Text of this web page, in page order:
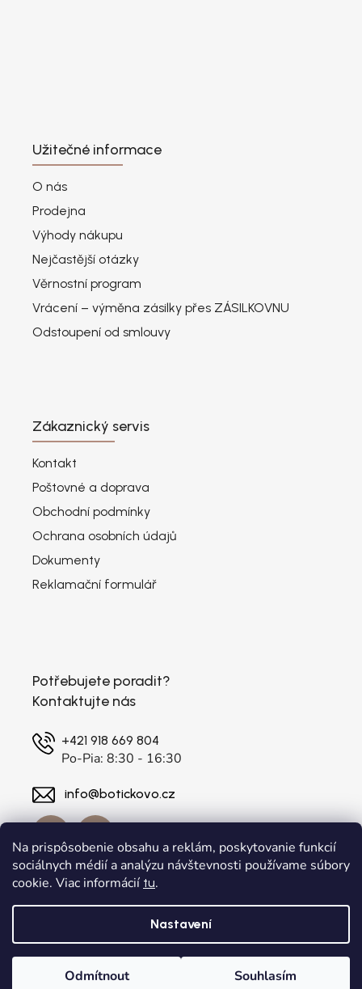
Na prispôsobenie obsahu a reklám, poskytovanie funkcií
sociálnych médií a analýzu návštevnosti používame súbory
cookie. Viac informácií tu.
Nastavení
Odmítnout Souhlasím
Užitečné informace
O nás
Prodejna
Výhody nákupu
Nejčastější otázky
Věrnostní program
Vrácení – výměna zásilky přes ZÁSILKOVNU
Odstoupení od smlouvy
Zákaznický servis
Kontakt
Poštovné a doprava
Obchodní podmínky
Ochrana osobních údajů
Dokumenty
Reklamační formulář
Potřebujete poradit?
Kontaktujte nás
+421 918 669 804
Po-Pia: 8:30 - 16:30
info@botickovo.cz
Vytvořil Shoptet
Copyright 2026botickovo.cz . Všechna práva vyhrazena.